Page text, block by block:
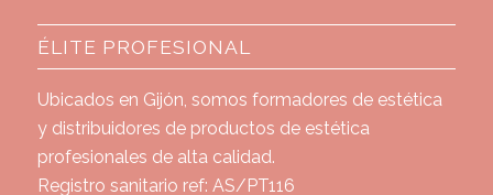
ÉLITE PROFESIONAL
Ubicados en Gijón, somos formadores de estética
y distribuidores de productos de estética
profesionales de alta calidad.
Registro sanitario ref: AS/PT116